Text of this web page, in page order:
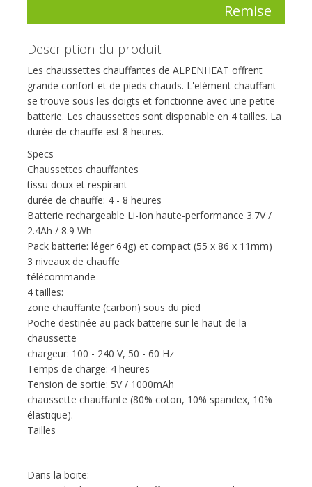
Remise
Description du produit
Les chaussettes chauffantes de ALPENHEAT offrent
grande confort et de pieds chauds. L'elément chauffant
se trouve sous les doigts et fonctionne avec une petite
batterie. Les chaussettes sont disponable en 4 tailles. La
durée de chauffe est 8 heures.
Specs
Chaussettes chauffantes
tissu doux et respirant
durée de chauffe: 4 - 8 heures
Batterie rechargeable Li-Ion haute-performance 3.7V /
2.4Ah / 8.9 Wh
Pack batterie: léger 64g) et compact (55 x 86 x 11mm)
3 niveaux de chauffe
télécommande
4 tailles:
zone chauffante (carbon) sous du pied
Poche destinée au pack batterie sur le haut de la
chaussette
chargeur: 100 - 240 V, 50 - 60 Hz
Temps de charge: 4 heures
Tension de sortie: 5V / 1000mAh
chaussette chauffante (80% coton, 10% spandex, 10%
élastique).
Tailles
Dans la boite: